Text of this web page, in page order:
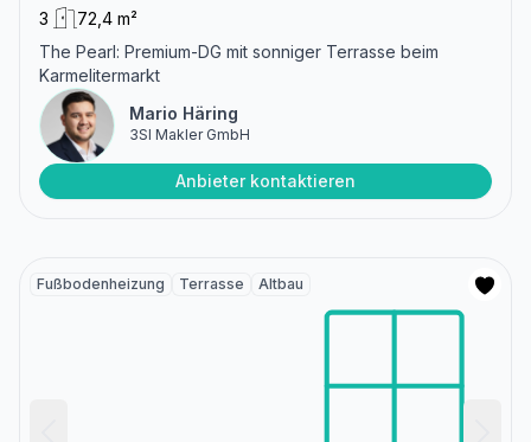
3
72,4 m²
The Pearl: Premium-DG mit sonniger Terrasse beim
Karmelitermarkt
Mario Häring
3SI Makler GmbH
Anbieter kontaktieren
Fußbodenheizung Terrasse Altbau